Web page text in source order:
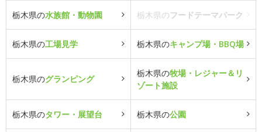
栃木県の水族館・動物園 栃木県のフードテーマパーク
栃木県の工場見学 栃木県のキャンプ場・BBQ場
栃木県のグランピング
栃木県の牧場・レジャー＆リ
ゾート施設
栃木県のタワー・展望台 栃木県の公園